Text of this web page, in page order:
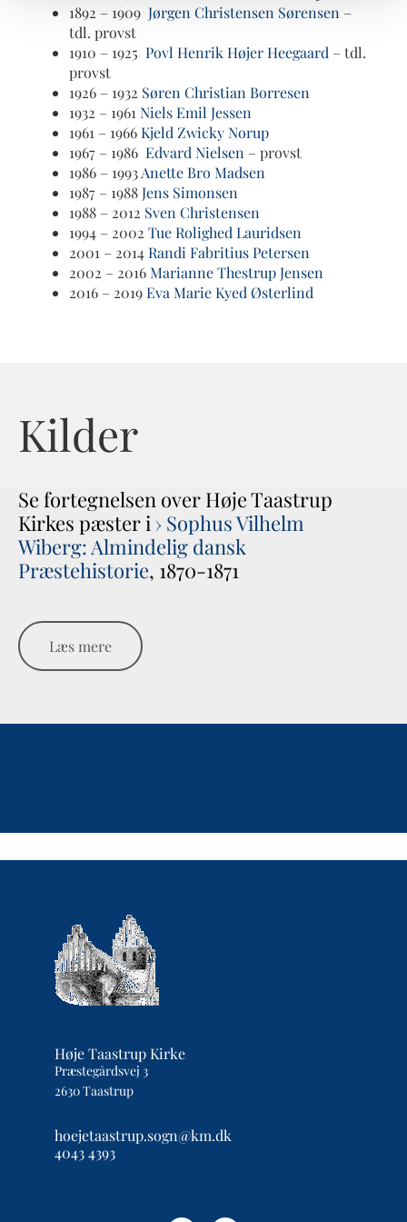
1892 – 1909 Jørgen Christensen Sørensen –
tdl. provst
1910 – 1925 Povl Henrik Højer Heegaard – tdl.
provst
1926 – 1932 Søren Christian Borresen
1932 – 1961 Niels Emil Jessen
1961 – 1966Kjeld Zwicky Norup
1967 – 1986 Edvard Nielsen – provst
1986 – 1993Anette Bro Madsen
1987 – 1988Jens Simonsen
1988 – 2012 Sven Christensen
1994 – 2002 Tue Rolighed Lauridsen
2001 – 2014Randi Fabritius Petersen
2002 – 2016Marianne Thestrup Jensen
2016 – 2019Eva Marie Kyed Østerlind
Kilder
Se fortegnelsen over Høje Taastrup
Kirkes pæster i › Sophus Vilhelm
Wiberg: Almindelig dansk
Præstehistorie, 1870-1871
Læs mere
Høje Taastrup Kirke
Præstegårdsvej 3
2630 Taastrup
hoejetaastrup.sogn@km.dk
4043 4393